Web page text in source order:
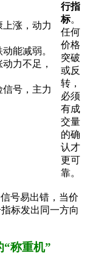
上涨，动力
动能减弱。
动力不足，
信号，主力
行指
标。
任何
价格
突破
或反
转，
必须
有成
交量
的确
认才
更可
靠。
号易出错，当价
标发出同一方向
“称重机”